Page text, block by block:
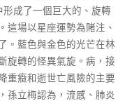
成了一個巨大的、旋轉
這場以星座運勢為賭注、
。藍色與金色的光芒在林
旋轉的怪異氣旋。病，接
重癥和逝世亡風險的主要
孫立梅認為，流感、肺炎